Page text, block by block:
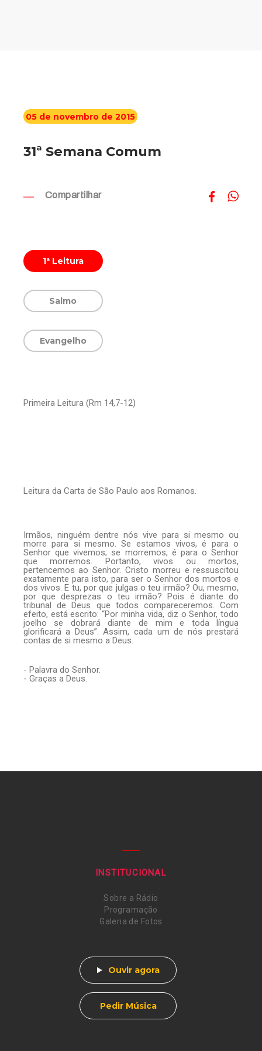
05 de novembro de 2015
31ª Semana Comum
Compartilhar
1ª Leitura
Salmo
Evangelho
Primeira Leitura (Rm 14,7-12)
Leitura da Carta de São Paulo aos Romanos.
Irmãos, ninguém dentre nós vive para si mesmo ou
morre para si mesmo. Se estamos vivos, é para o
Senhor que vivemos; se morremos, é para o Senhor
que morremos. Portanto, vivos ou mortos,
pertencemos ao Senhor. Cristo morreu e ressuscitou
exatamente para isto, para ser o Senhor dos mortos e
dos vivos. E tu, por que julgas o teu irmão? Ou, mesmo,
por que desprezas o teu irmão? Pois é diante do
tribunal de Deus que todos compareceremos. Com
efeito, está escrito: “Por minha vida, diz o Senhor, todo
joelho se dobrará diante de mim e toda língua
glorificará a Deus”. Assim, cada um de nós prestará
contas de si mesmo a Deus.
- Palavra do Senhor.
- Graças a Deus.
INSTITUCIONAL
Sobre a Rádio
Programação
Galeria de Fotos
Ouvir agora
Pedir Música